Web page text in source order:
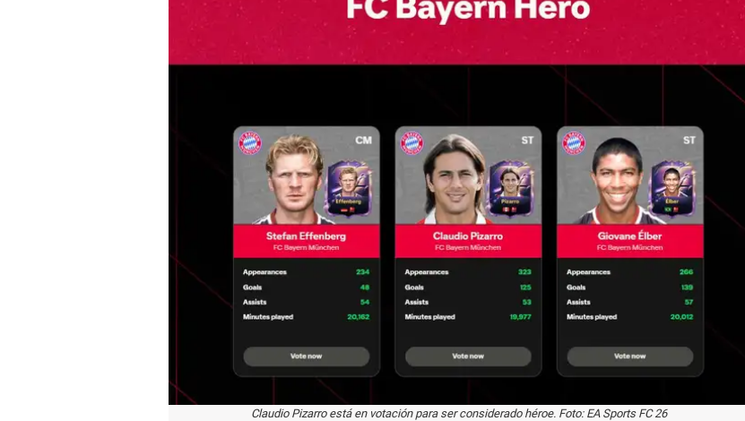
Claudio Pizarro está en votación para ser considerado héroe. Foto: EA Sports FC 26